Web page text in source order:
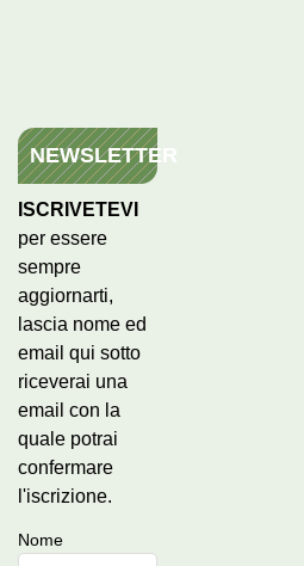
NEWSLETTER
ISCRIVETEVI
per essere
sempre
aggiornarti,
lascia nome ed
email qui sotto
riceverai una
email con la
quale potrai
confermare
l'iscrizione.
Nome